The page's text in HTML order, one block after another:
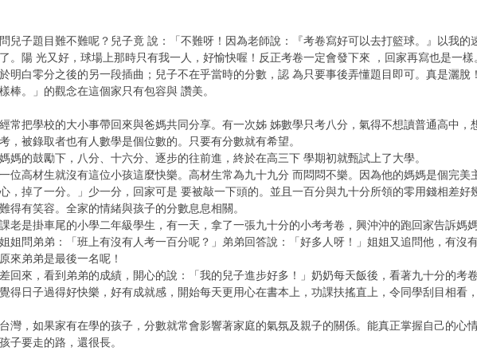
兒子題目難不難呢？兒子竟 說：「不難呀！因為老師說：『考卷寫好可以去打籃球。』以我
。陽 光又好，球場上那時只有我一人，好愉快喔！反正考卷一定會發下來 ，回家再寫也是一樣
明白零分之後的另一段插曲；兒子不在乎當時的分數，認 為只要事後弄懂題目即可。真是灑
棒。」的觀念在這個家只有包容與 讚美。
常把學校的大小事帶回來與爸媽共同分享。有一次姊 姊數學只考八分，氣得不想讀普通高中，
，被錄取者也有人數學是個位數的。只要有分數就有希望。
媽的鼓勵下，八分、十六分、逐步的往前進，終於在高三下 學期初就甄試上了大學。
位高材生就沒有這位小孩這麼快樂。高材生常為九十九分 而悶悶不樂。因為他的媽媽是個完
，掉了一分。」少一分，回家可是 要被敲一下頭的。並且一百分與九十分所領的零用錢相差
得有笑容。全家的情緒與孩子的分數息息相關。
老是掛車尾的小學二年級學生，有一天，拿了一張九十分的小考考卷，興沖沖的跑回家告訴媽
姐問弟弟：「班上有沒有人考一百分呢？」弟弟回答說：「好多人呀！」姐姐又追問他，有沒
來弟弟是最後一名呢！
回來，看到弟弟的成績，開心的說：「我的兒子進步好多！」奶奶每天飯後，看著九十分的考
得日子過得好快樂，好有成就感，開始每天更用心在書本上，功課扶搖直上，令同學刮目相看
灣，如果家有在學的孩子，分數就常會影響著家庭的氣氛及親子的關係。能真正掌握自己的心
子要走的路，還很長。